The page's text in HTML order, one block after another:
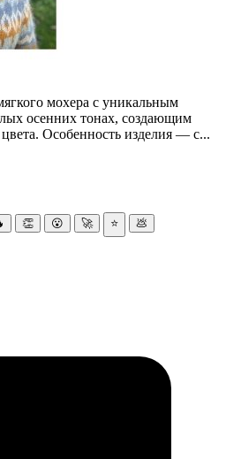
мохера с уникальным
осенних тонах, создающим
Особенность изделия — с...
👏 😮 🚀 ⭐ 💩